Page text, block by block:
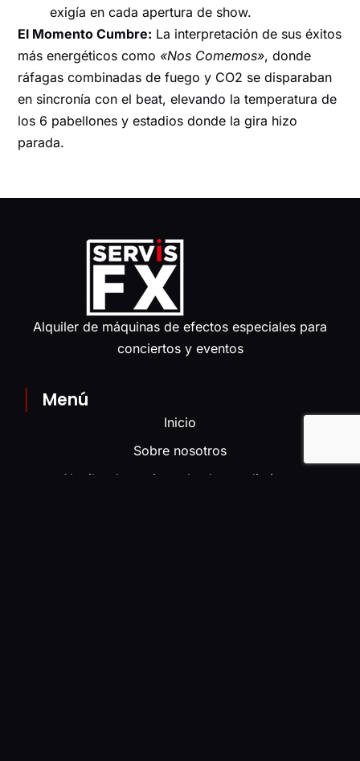
exigía en cada apertura de show.
El Momento Cumbre: La interpretación de sus éxitos
más energéticos como «Nos Comemos», donde
ráfagas combinadas de fuego y CO2 se disparaban
en sincronía con el beat, elevando la temperatura de
los 6 pabellones y estadios donde la gira hizo
parada.
Alquiler de máquinas de efectos especiales para
conciertos y eventos
Menú
Inicio
Sobre nosotros
Alquiler de equipos de alto rendimiento